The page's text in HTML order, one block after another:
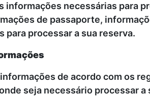
informações necessárias para
de passaporte,
para processar a sua reserva.
de acordo com os
seja necessário processar a